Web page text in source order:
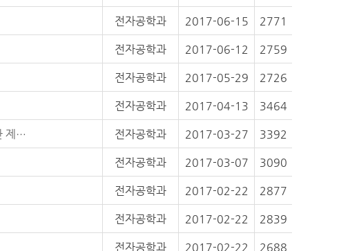
전자공학과 2017-06-15 2771
전자공학과 2017-06-12 2759
전자공학과 2017-05-29 2726
전자공학과 2017-04-13 3464
[필독] 2016학년도 후기 대학원 학위청구논문 심사 청구 관련한 제출서류 및 유의사항(공개발표 후) 전자공학과 2017-03-27 3392
전자공학과 2017-03-07 3090
전자공학과 2017-02-22 2877
전자공학과 2017-02-22 2839
전자공학과 2017-02-22 2688